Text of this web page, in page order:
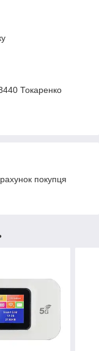
Токаренко
покупця